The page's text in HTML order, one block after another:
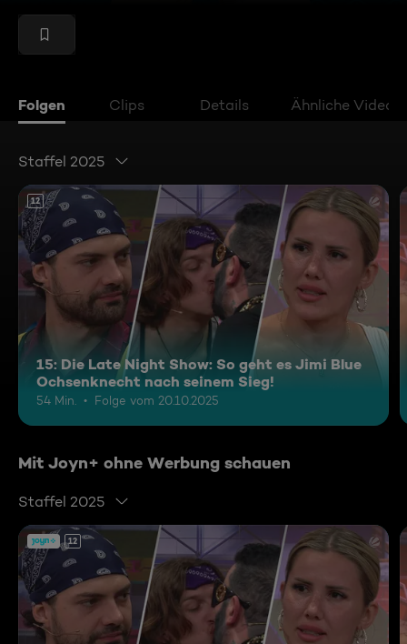
Folgen Clips Details Ähnliche Videos
Staffel 2025
12
15: Die Late Night Show: So geht es Jimi Blue
Ochsenknecht nach seinem Sieg!
54 Min. Folge vom 20.10.2025
Mit Joyn+ ohne Werbung schauen
Staffel 2025
12